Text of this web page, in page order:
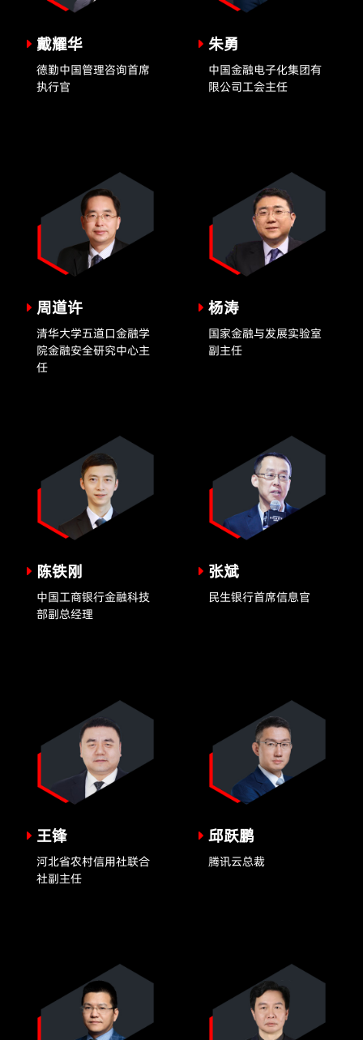
戴耀华
德勤中国管理咨询首席
执行官
朱勇
中国金融电子化集团有
限公司工会主任
周道许
清华大学五道口金融学
院金融安全研究中心主
任
杨涛
国家金融与发展实验室
副主任
陈铁刚
中国工商银行金融科技
部副总经理
张斌
民生银行首席信息官
王锋
河北省农村信用社联合
社副主任
邱跃鹏
腾讯云总裁